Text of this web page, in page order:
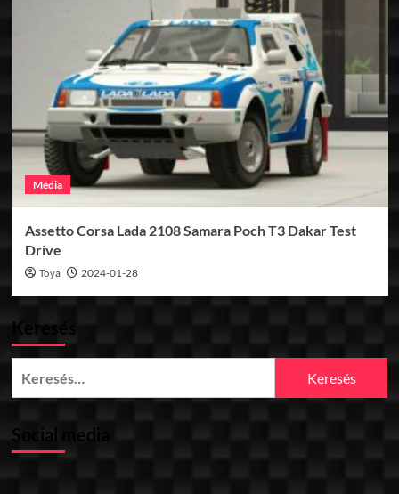
Média
Assetto Corsa Lada 2108 Samara Poch T3 Dakar Test
Drive
Toya 2024-01-28
Keresés
Social media